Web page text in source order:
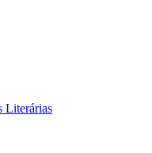
Literárias